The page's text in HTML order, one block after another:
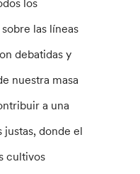
los
las líneas
debatidas y
nuestra masa
a una
donde el
cultivos